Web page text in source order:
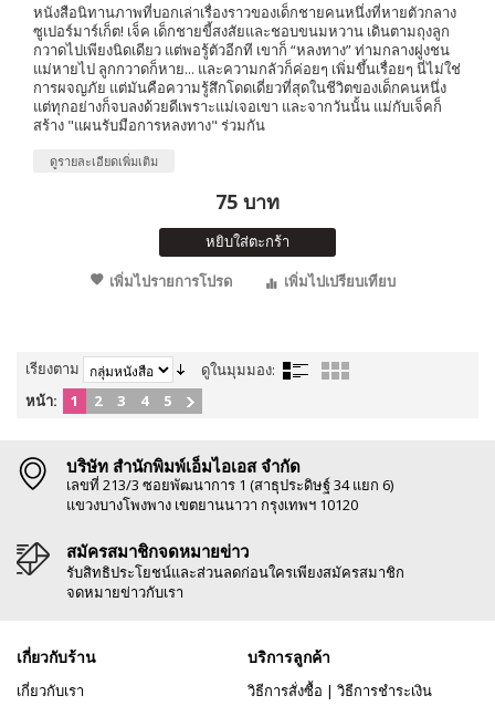
หนังสือนิทานภาพที่บอกเล่าเรื่องราวของเด็กชายคนหนึ่งที่หายตัวกลาง
ซูเปอร์มาร์เก็ต! เจ็ค เด็กชายขี้สงสัยและชอบขนมหวาน เดินตามถุงลูก
กวาดไปเพียงนิดเดียว แต่พอรู้ตัวอีกที เขาก็ “หลงทาง” ท่ามกลางฝูงชน
แม่หายไป ลูกกวาดก็หาย... และความกลัวก็ค่อยๆ เพิ่มขึ้นเรื่อยๆ นี่ไม่ใช่
การผจญภัย แต่มันคือความรู้สึกโดดเดี่ยวที่สุดในชีวิตของเด็กคนหนึ่ง
แต่ทุกอย่างก็จบลงด้วยดีเพราะแม่เจอเขา และจากวันนั้น แม่กับเจ็คก็
สร้าง "แผนรับมือการหลงทาง" ร่วมกัน
ดูรายละเอียดเพิ่มเติม
75 บาท
หยิบใส่ตะกร้า
เพิ่มไปรายการโปรด
เพิ่มไปเปรียบเทียบ
เรียงตาม
ดูในมุมมอง:
หน้า:
1 2 3 4 5
บริษัท สำนักพิมพ์เอ็มไอเอส จำกัด
เลขที่ 213/3 ซอยพัฒนาการ 1 (สาธุประดิษฐ์ 34 แยก 6)
แขวงบางโพงพาง เขตยานนาวา กรุงเทพฯ 10120
สมัครสมาชิกจดหมายข่าว
รับสิทธิประโยชน์และส่วนลดก่อนใครเพียงสมัครสมาชิก
จดหมายข่าวกับเรา
เกี่ยวกับร้าน
เกี่ยวกับเรา
บริการลูกค้า
วิธีการสั่งซื้อ | วิธีการชำระเงิน